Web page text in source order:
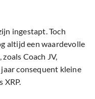
ingestapt. Toch
altijd een waardevolle
Coach JV,
consequent kleine
XRP.